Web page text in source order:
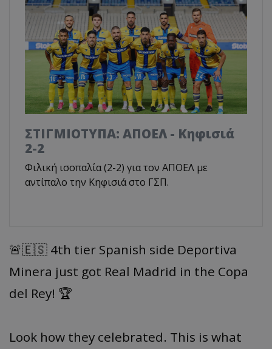
ΣΤΙΓΜΙΟΤΥΠΑ: ΑΠΟΕΛ - Κηφισιά
2-2
Φιλική ισοπαλία (2-2) για τον ΑΠΟΕΛ με
αντίπαλο την Κηφισιά στο ΓΣΠ.
🚨🇪🇸 4th tier Spanish side Deportiva
Minera just got Real Madrid in the Copa
del Rey! 🏆
Look how they celebrated. This is what